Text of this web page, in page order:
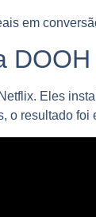
em
Eles
o resultado foi